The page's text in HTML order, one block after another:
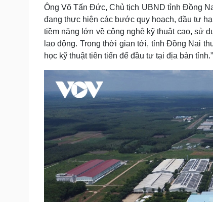
Ông Võ Tấn Đức, Chủ tịch UBND tỉnh Đồng
đang thực hiện các bước quy hoạch, đầu tư
tiềm năng lớn về công nghệ kỹ thuật cao, sử
lao động. Trong thời gian tới, tỉnh Đồng Nai
học kỹ thuật tiên tiến để đầu tư tại địa bàn tỉnh.”